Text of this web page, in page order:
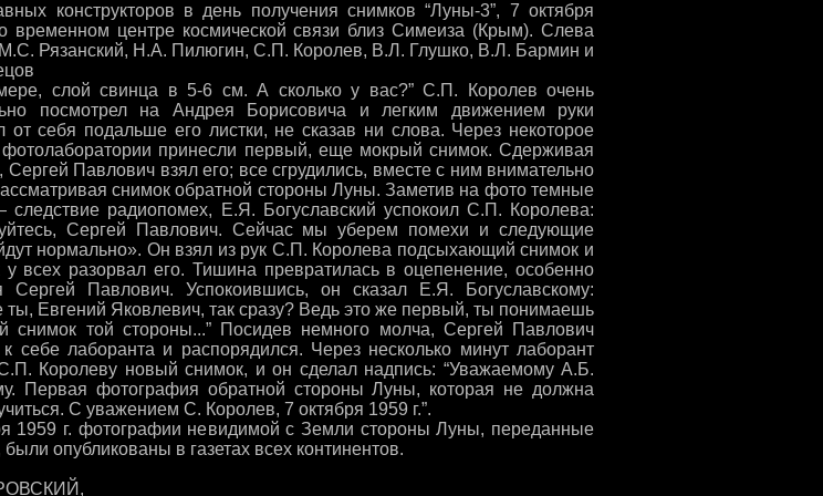
конструкторов в день получения снимков “Луны-3”, 7 октября
временном центре космической связи близ Симеиза (Крым). Слева
Рязанский, Н.А. Пилюгин, С.П. Королев, В.Л. Глушко, В.Л. Бармин и
слой свинца в 5-6 см. А сколько у вас?” С.П. Королев очень
посмотрел на Андрея Борисовича и легким движением руки
от себя подальше его листки, не сказав ни слова. Через некоторое
принесли первый, еще мокрый снимок. Сдерживая
Сергей Павлович взял его; все сгрудились, вместе с ним внимательно
снимок обратной стороны Луны. Заметив на фото темные
радиопомех, Е.Я. Богуславский успокоил С.П. Королева:
Сергей Павлович. Сейчас мы уберем помехи и следующие
нормально». Он взял из рук С.П. Королева подсыхающий снимок и
у всех разорвал его. Тишина превратилась в оцепенение, особенно
Сергей Павлович. Успокоившись, он сказал Е.Я. Богуславскому:
ты, Евгений Яковлевич, так сразу? Ведь это же первый, ты понимаешь
той стороны...” Посидев немного молча, Сергей Павлович
к себе лаборанта и распорядился. Через несколько минут лаборант
Королеву новый снимок, и он сделал надпись: “Уважаемому А.Б.
Первая фотография обратной стороны Луны, которая не должна
С уважением С. Королев, 7 октября 1959 г.”.
1959 г. фотографии невидимой с Земли стороны Луны, переданные
были опубликованы в газетах всех континентов.